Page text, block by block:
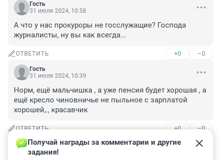
Гость
31 июля 2024, 10:58
А что у нас прокуроры не госслужащие? Господа
журналисты, ну вы как всегда...
ОТВЕТИТЬ +0 –0
Гость
31 июля 2024, 10:39
Норм, ещё мальчишка , а уже пенсия будет хорошая , а
ещё кресло чиновничье не пыльное с зарплатой
хорошей,., красавчик
ОТВЕТИТЬ +0 –0
Гость
31 июля 2024, 10:37
Получай награды за комментарии и другие
задания!